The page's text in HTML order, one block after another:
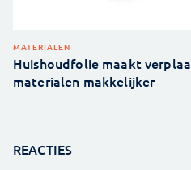
MATERIALEN
Huishoudfolie maakt
materialen makkelijker
REACTIES